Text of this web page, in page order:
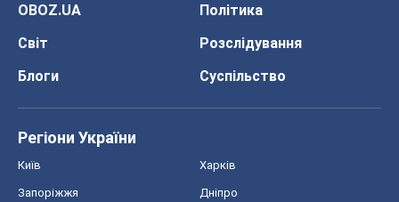
OBOZ.UA
Політика
Світ
Розслідування
Блоги
Суспільство
Регіони України
Київ Харків
Запоріжжя Дніпро